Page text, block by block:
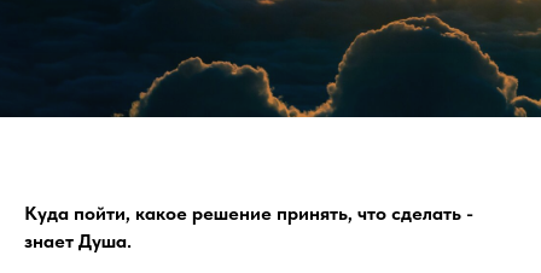
Куда пойти, какое решение принять, что сделать -
знает Душа.